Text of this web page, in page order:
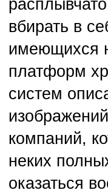
вбирать в
имеющихся
платформ
систем
компаний,
неких
оказаться